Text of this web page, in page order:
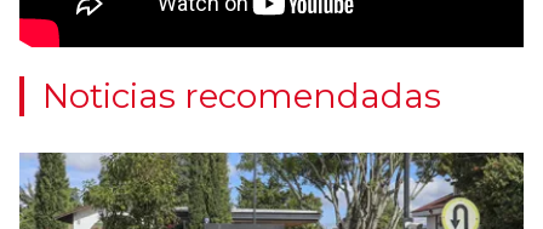
Noticias recomendadas